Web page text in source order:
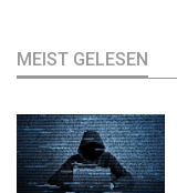
MEIST GELESEN